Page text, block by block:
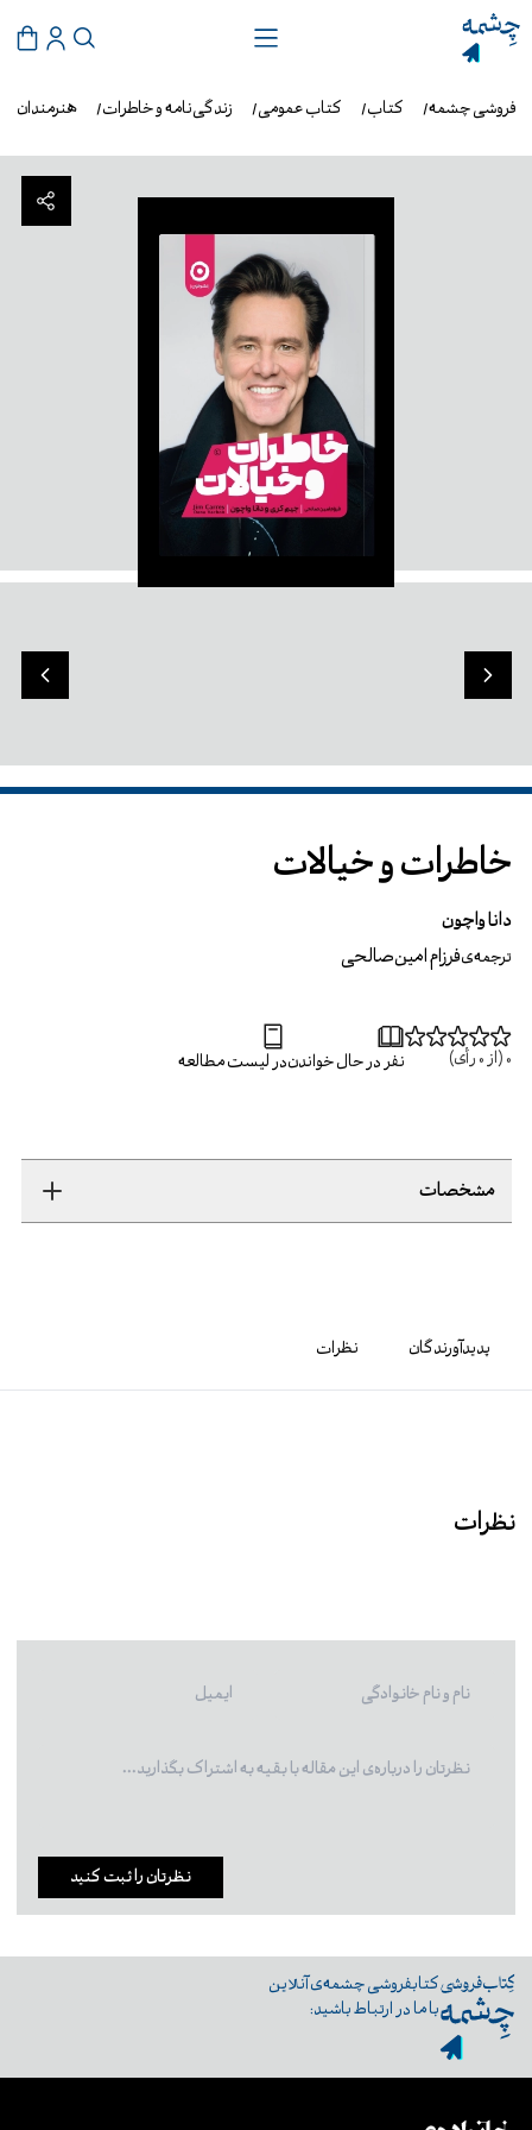
هنرمندان زندگی‌نامه و خاطرات کتاب عمومی کتاب چشمه
خاطرات و خیالات
دانا واچون
ترجمه‌یفرزام امین‌صالحی
0 (از 0 رأی) نفر در حال خواندندر لیست مطالعه
مشخصات
پدیدآورندگان نظرات
نظرات
نظرتان را ثبت کنید
کتابفروشی چشمه‌ی آنلاین
با ما در ارتباط باشید: